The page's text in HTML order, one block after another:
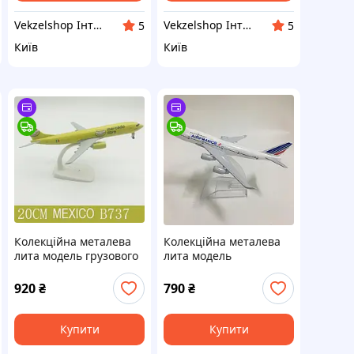
Vekzelshop Інтернет-магазин
5
Київ
Vekzelshop Інтернет-магазин
5
Київ
Колекційна металева
лита модель грузового
літака 1:300 Boeing 737
Mercado Libre,
авіалайнер 20 см
920₴
Купити
Колекційна металева
лита модель
пасажирського літака
1:400 Boeing 747 Air
France 16 см
790₴
Купити